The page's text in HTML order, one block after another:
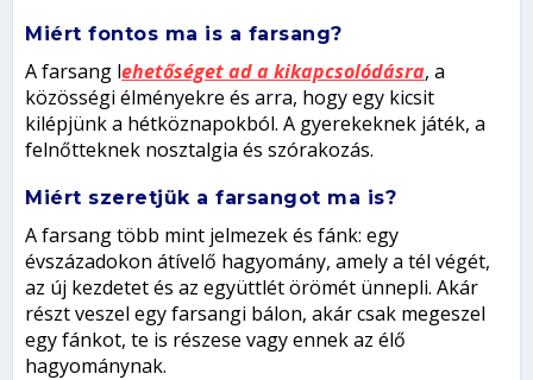
Miért fontos ma is a farsang?
A farsang lehetőséget ad a kikapcsolódásra, a
közösségi élményekre és arra, hogy egy kicsit
kilépjünk a hétköznapokból. A gyerekeknek játék, a
felnőtteknek nosztalgia és szórakozás.
Miért szeretjük a farsangot ma is?
A farsang több mint jelmezek és fánk: egy
évszázadokon átívelő hagyomány, amely a tél végét,
az új kezdetet és az együttlét örömét ünnepli. Akár
részt veszel egy farsangi bálon, akár csak megeszel
egy fánkot, te is részese vagy ennek az élő
hagyománynak.